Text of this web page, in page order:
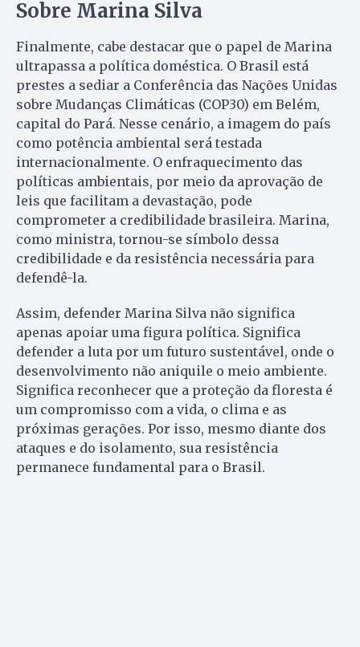
Sobre Marina Silva
Finalmente, cabe destacar que o papel de Marina
ultrapassa a política doméstica. O Brasil está
prestes a sediar a Conferência das Nações Unidas
sobre Mudanças Climáticas (COP30) em Belém,
capital do Pará. Nesse cenário, a imagem do país
como potência ambiental será testada
internacionalmente. O enfraquecimento das
políticas ambientais, por meio da aprovação de
leis que facilitam a devastação, pode
comprometer a credibilidade brasileira. Marina,
como ministra, tornou-se símbolo dessa
credibilidade e da resistência necessária para
defendê-la.
Assim, defender Marina Silva não significa
apenas apoiar uma figura política. Significa
defender a luta por um futuro sustentável, onde o
desenvolvimento não aniquile o meio ambiente.
Significa reconhecer que a proteção da floresta é
um compromisso com a vida, o clima e as
próximas gerações. Por isso, mesmo diante dos
ataques e do isolamento, sua resistência
permanece fundamental para o Brasil.